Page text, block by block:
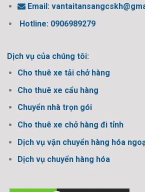
Email:
Hotline: 0906989279
Dịch vụ của chúng tôi:
Cho thuê xe tải chở hàng
Cho thuê xe cẩu hàng
Chuyển nhà trọn gói
Cho thuê xe chở hàng đi tỉnh
Dịch vụ vận chuyển hàng hóa
Dịch vụ chuyển hàng hóa